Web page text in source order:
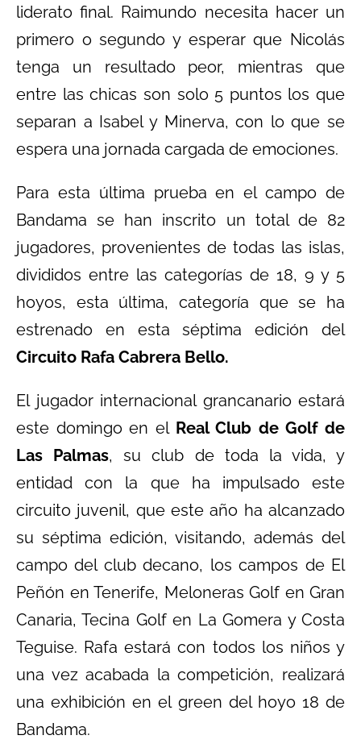
liderato final. Raimundo necesita hacer un
primero o segundo y esperar que Nicolás
tenga un resultado peor, mientras que
entre las chicas son solo 5 puntos los que
separan a Isabel y Minerva, con lo que se
espera una jornada cargada de emociones.
Para esta última prueba en el campo de
Bandama se han inscrito un total de 82
jugadores, provenientes de todas las islas,
divididos entre las categorías de 18, 9 y 5
hoyos, esta última, categoría que se ha
estrenado en esta séptima edición del
Circuito Rafa Cabrera Bello.
El jugador internacional grancanario estará
este domingo en el Real Club de Golf de
Las Palmas, su club de toda la vida, y
entidad con la que ha impulsado este
circuito juvenil, que este año ha alcanzado
su séptima edición, visitando, además del
campo del club decano, los campos de El
Peñón en Tenerife, Meloneras Golf en Gran
Canaria, Tecina Golf en La Gomera y Costa
Teguise. Rafa estará con todos los niños y
una vez acabada la competición, realizará
una exhibición en el green del hoyo 18 de
Bandama.